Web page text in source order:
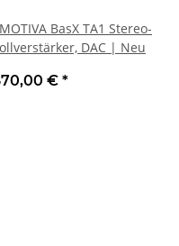
BasX TA1 Stereo-
DAC | Neu
€ *